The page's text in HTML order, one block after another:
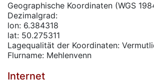
Geographische Koordinaten (WGS
Dezimalgrad:
lon: 6.384318
lat: 50.275311
Lagequalität der Koordinaten:
Flurname: Mehlenvenn
Internet